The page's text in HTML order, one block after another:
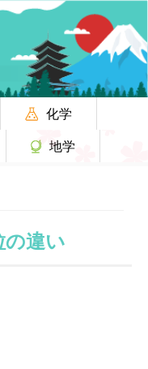
化学
地学
の違い